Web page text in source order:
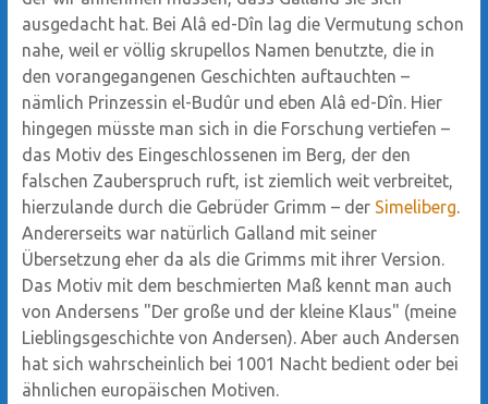
ausgedacht hat. Bei Alâ ed-Dîn lag die Vermutung schon
nahe, weil er völlig skrupellos Namen benutzte, die in
den vorangegangenen Geschichten auftauchten –
nämlich Prinzessin el-Budûr und eben Alâ ed-Dîn. Hier
hingegen müsste man sich in die Forschung vertiefen –
das Motiv des Eingeschlossenen im Berg, der den
falschen Zauberspruch ruft, ist ziemlich weit verbreitet,
hierzulande durch die Gebrüder Grimm – der Simeliberg.
Andererseits war natürlich Galland mit seiner
Übersetzung eher da als die Grimms mit ihrer Version.
Das Motiv mit dem beschmierten Maß kennt man auch
von Andersens "Der große und der kleine Klaus" (meine
Lieblingsgeschichte von Andersen). Aber auch Andersen
hat sich wahrscheinlich bei 1001 Nacht bedient oder bei
ähnlichen europäischen Motiven.